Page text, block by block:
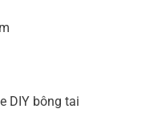
DIY bông tai